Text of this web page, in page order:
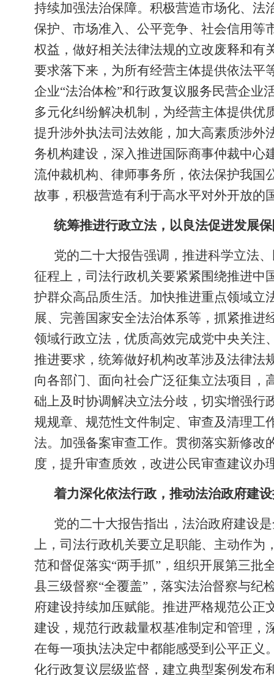
持续加强法治保障。积极营造市场化、法
保护、市场准入、公平竞争、社会信用等
权益，做好相关法律法规的立改废释和有
要求落下来，为所有经营主体提供依法平
企业“法治体检”和行政复议服务民营企业
多元化纠纷解决机制，为经营主体提供优
提升涉外执法司法效能，加大高素质涉外
务机构建设，深入推进国际商事仲裁中心
流仲裁机构、律师事务所，依法保护我国
故事，积极营造有利于高水平对外开放的
统筹推进行政立法，以良法促进发展
党的二十大报告强调，推进科学立法
征程上，司法行政机关要紧紧围绕推进中
护群众高品质生活。加快推进重点领域立
展、完善国家安全法治体系等，抓紧推
领域行政立法，优质高效完成党中央关注
推进要求，统筹做好机构改革涉及法律法
向各部门、面向社会广泛征集立法项目，
础上及时协调解决立法分歧，切实增强行
规规章、规范性文件制定、审查及清理工
法。加强备案审查工作。贯彻落实新修改
度，提升审查质效，改进公民审查建议
着力深化依法行政，推动法治政府建
党的二十大报告指出，法治政府建设
上，司法行政机关要立足职能、主动作为
范和督促落实“两手抓”，组织开展第三批
县三级督察“全覆盖”，落实法治督察与纪
府建设持续加压赋能。推进严格规范公
建设，规范行政裁量权基准制定和管理，
在每一项执法决定中都能感受到公平正义
化行政复议层级监督，建立典型案例发布